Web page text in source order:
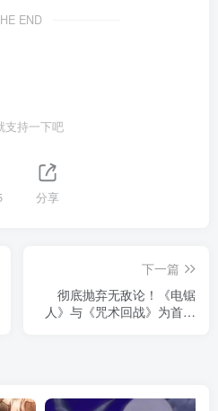
END
支持一下吧
分享
下一篇
彻底抛弃无敌论！《电锯
人》与《咒术回战》为首的